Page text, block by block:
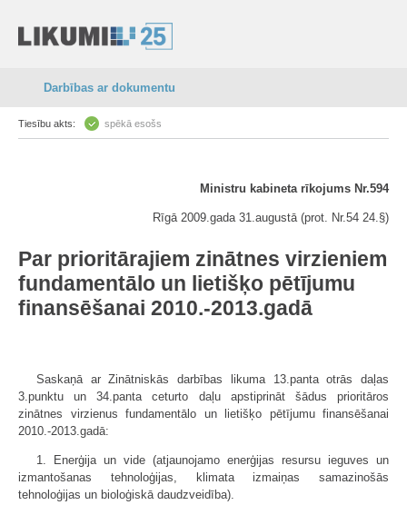
Darbības ar dokumentu
Tiesību akts: spēkā esošs
Ministru kabineta rīkojums Nr.594
Rīgā 2009.gada 31.augustā (prot. Nr.54 24.§)
Par prioritārajiem zinātnes virzieniem
fundamentālo un lietišķo pētījumu
finansēšanai 2010.-2013.gadā
Saskaņā ar Zinātniskās darbības likuma 13.panta otrās daļas
3.punktu un 34.panta ceturto daļu apstiprināt šādus prioritāros
zinātnes virzienus fundamentālo un lietišķo pētījumu finansēšanai
2010.-2013.gadā:
1. Enerģija un vide (atjaunojamo enerģijas resursu ieguves un
izmantošanas tehnoloģijas, klimata izmaiņas samazinošās
tehnoloģijas un bioloģiskā daudzveidība).